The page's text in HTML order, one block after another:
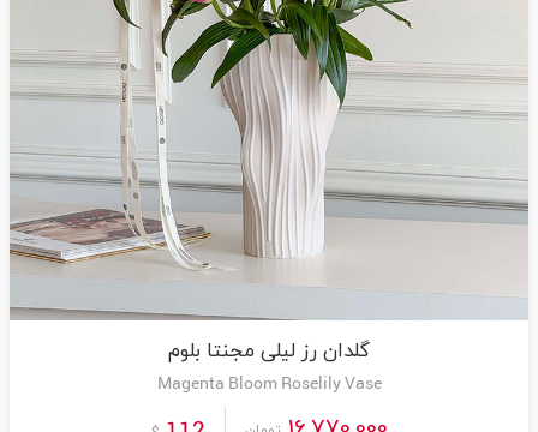
گلدان رز لیلی مجنتا بلوم
Magenta Bloom Roselily Vase